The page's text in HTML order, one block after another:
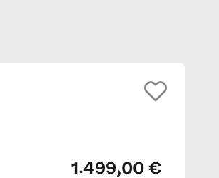
1.499,00 €